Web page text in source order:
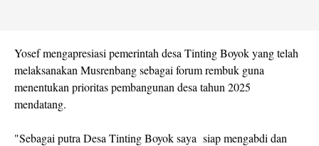
Yosef mengapresiasi pemerintah desa Tinting Boyok yang telah
melaksanakan Musrenbang sebagai forum rembuk guna
menentukan prioritas pembangunan desa tahun 2025
mendatang.
"Sebagai putra Desa Tinting Boyok saya siap mengabdi dan